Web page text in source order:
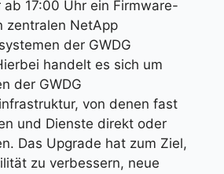
17:00 Uhr ein Firmware-
zentralen NetApp
der GWDG
handelt es sich um
der GWDG
von denen fast
und Dienste direkt oder
Das Upgrade hat zum Ziel,
zu verbessern, neue